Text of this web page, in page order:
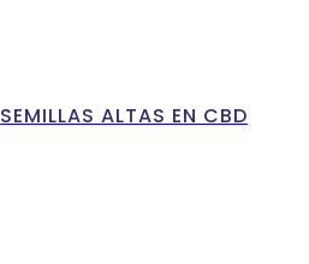
SEMILLAS ALTAS EN CBD